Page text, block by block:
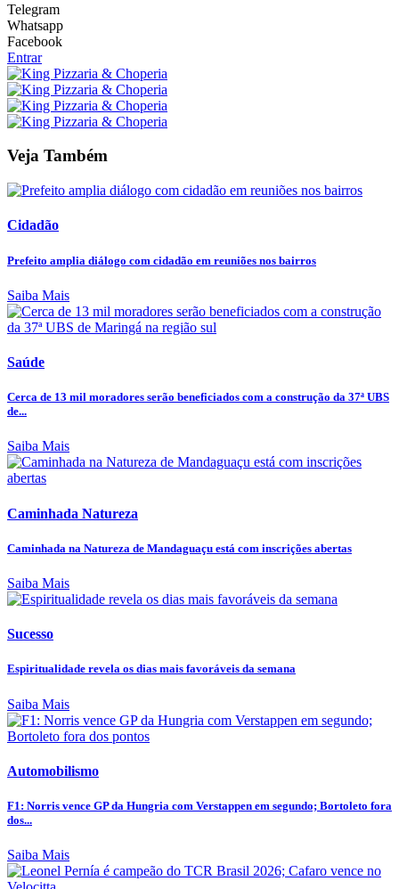
Telegram
Whatsapp
Facebook
Entrar
Veja Também
Cidadão
Prefeito amplia diálogo com cidadão em reuniões nos bairros
Saiba Mais
Saúde
Cerca de 13 mil moradores serão beneficiados com a construção da 37ª UBS
de...
Saiba Mais
Caminhada Natureza
Caminhada na Natureza de Mandaguaçu está com inscrições abertas
Saiba Mais
Sucesso
Espiritualidade revela os dias mais favoráveis da semana
Saiba Mais
Automobilismo
F1: Norris vence GP da Hungria com Verstappen em segundo; Bortoleto fora
dos...
Saiba Mais